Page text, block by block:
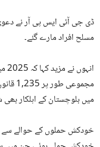
مسلح افراد مارے گئے۔
میں بلوچستان کے اہلکار بھی